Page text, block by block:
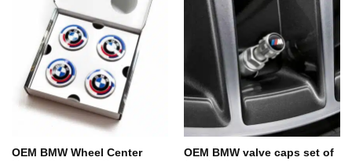
OEM BMW Wheel Center
OEM BMW valve caps set of